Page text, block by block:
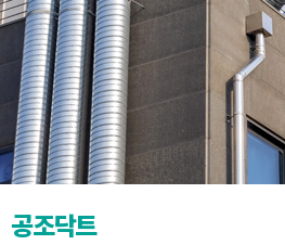
공조닥트